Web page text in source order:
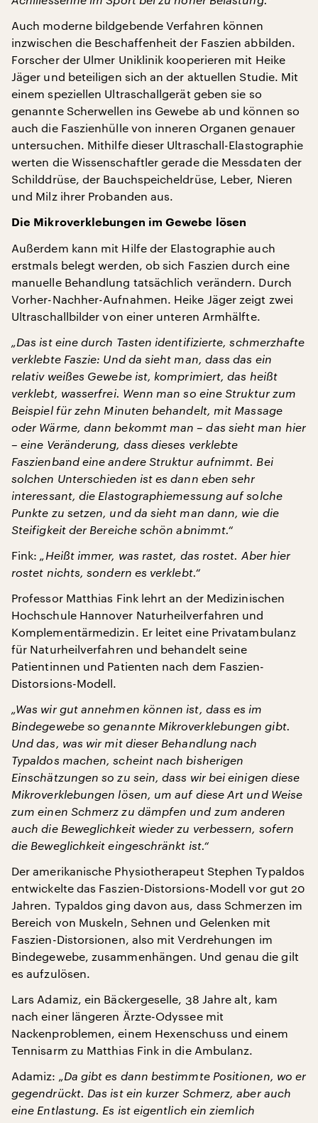
Auch moderne bildgebende Verfahren können
inzwischen die Beschaffenheit der Faszien abbilden.
Forscher der Ulmer Uniklinik kooperieren mit Heike
Jäger und beteiligen sich an der aktuellen Studie. Mit
einem speziellen Ultraschallgerät geben sie so
genannte Scherwellen ins Gewebe ab und können so
auch die Faszienhülle von inneren Organen genauer
untersuchen. Mithilfe dieser Ultraschall-Elastographie
werten die Wissenschaftler gerade die Messdaten der
Schilddrüse, der Bauchspeicheldrüse, Leber, Nieren
und Milz ihrer Probanden aus.
Die Mikroverklebungen im Gewebe lösen
Außerdem kann mit Hilfe der Elastographie auch
erstmals belegt werden, ob sich Faszien durch eine
manuelle Behandlung tatsächlich verändern. Durch
Vorher-Nachher-Aufnahmen. Heike Jäger zeigt zwei
Ultraschallbilder von einer unteren Armhälfte.
„Das ist eine durch Tasten identifizierte, schmerzhafte
verklebte Faszie: Und da sieht man, dass das ein
relativ weißes Gewebe ist, komprimiert, das heißt
verklebt, wasserfrei. Wenn man so eine Struktur zum
Beispiel für zehn Minuten behandelt, mit Massage
oder Wärme, dann bekommt man – das sieht man hier
– eine Veränderung, dass dieses verklebte
Faszienband eine andere Struktur aufnimmt. Bei
solchen Unterschieden ist es dann eben sehr
interessant, die Elastographiemessung auf solche
Punkte zu setzen, und da sieht man dann, wie die
Steifigkeit der Bereiche schön abnimmt.“
Fink: „Heißt immer, was rastet, das rostet. Aber hier
rostet nichts, sondern es verklebt.“
Professor Matthias Fink lehrt an der Medizinischen
Hochschule Hannover Naturheilverfahren und
Komplementärmedizin. Er leitet eine Privatambulanz
für Naturheilverfahren und behandelt seine
Patientinnen und Patienten nach dem Faszien-
Distorsions-Modell.
„Was wir gut annehmen können ist, dass es im
Bindegewebe so genannte Mikroverklebungen gibt.
Und das, was wir mit dieser Behandlung nach
Typaldos machen, scheint nach bisherigen
Einschätzungen so zu sein, dass wir bei einigen diese
Mikroverklebungen lösen, um auf diese Art und Weise
zum einen Schmerz zu dämpfen und zum anderen
auch die Beweglichkeit wieder zu verbessern, sofern
die Beweglichkeit eingeschränkt ist.“
Der amerikanische Physiotherapeut Stephen Typaldos
entwickelte das Faszien-Distorsions-Modell vor gut 20
Jahren. Typaldos ging davon aus, dass Schmerzen im
Bereich von Muskeln, Sehnen und Gelenken mit
Faszien-Distorsionen, also mit Verdrehungen im
Bindegewebe, zusammenhängen. Und genau die gilt
es aufzulösen.
Lars Adamiz, ein Bäckergeselle, 38 Jahre alt, kam
nach einer längeren Ärzte-Odyssee mit
Nackenproblemen, einem Hexenschuss und einem
Tennisarm zu Matthias Fink in die Ambulanz.
Adamiz: „Da gibt es dann bestimmte Positionen, wo er
gegendrückt. Das ist ein kurzer Schmerz, aber auch
eine Entlastung. Es ist eigentlich ein ziemlich